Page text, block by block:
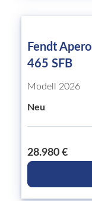
Fendt Apero
465 SFB
Modell 2026
Neu
28.980 €